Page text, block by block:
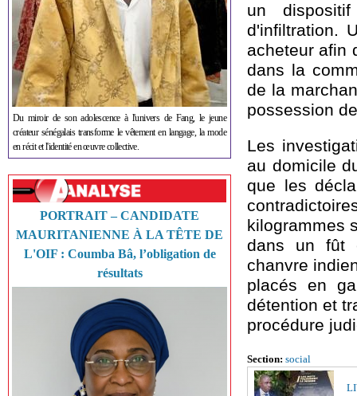
Du miroir de son adolescence à l'univers de Fang, le jeune
créateur sénégalais transforme le vêtement en langage, la mode
en récit et l'identité en œuvre collective.
PORTRAIT – CANDIDATE
MAURITANIENNE À LA TÊTE DE
L'OIF : Coumba Bâ, l’obligation de
résultats
un
d'infiltration.
acheteur afin
dans la
de la
possession
Les
au domicile
que les
kilogrammes
dans un fût
chanvre
placés en
détention et
procédure
Section: social